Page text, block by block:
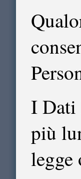
I Dati
più
legge